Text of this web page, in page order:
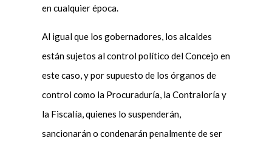
en cualquier época.
Al igual que los gobernadores, los alcaldes
están sujetos al control político del Concejo en
este caso, y por supuesto de los órganos de
control como la Procuraduría, la Contraloría y
la Fiscalía, quienes lo suspenderán,
sancionarán o condenarán penalmente de ser